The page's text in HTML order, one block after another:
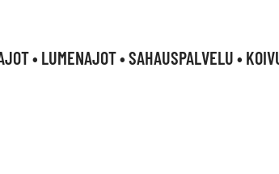
• LUMENAJOT • SAHAUSPALVELU •